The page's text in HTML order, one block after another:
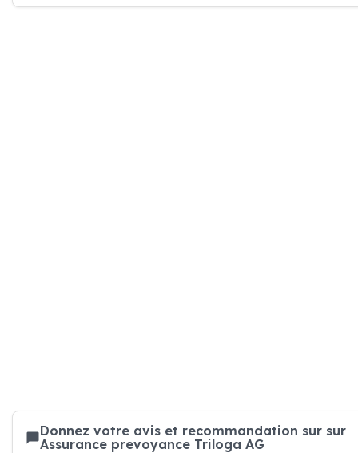
Donnez votre avis et recommandation sur sur
Assurance prevoyance Triloga AG